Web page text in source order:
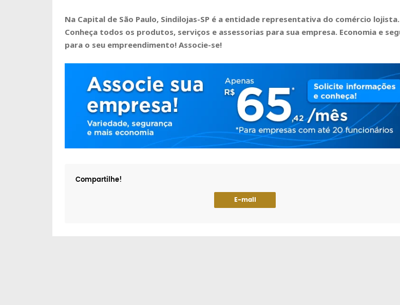
Na Capital de São Paulo, Sindilojas-SP é a entidade representativa do comércio lojista.
Conheça todos os produtos, serviços e assessorias para sua empresa. Economia e
para o seu empreendimento! Associe-se!
Compartilhe!
E-mail